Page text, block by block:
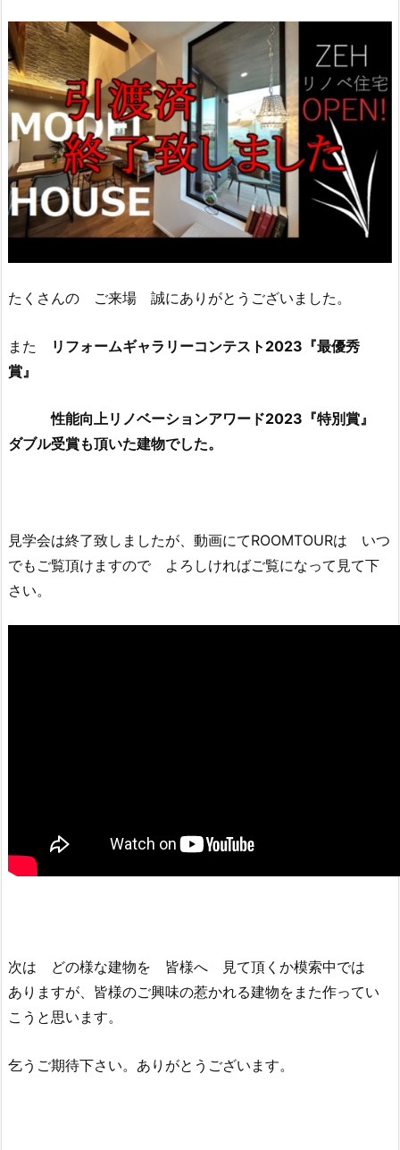
たくさんの ご来場 誠にありがとうございました。
また
リフォームギャラリーコンテスト2023『最優秀
賞』
性能向上リノベーションアワード2023『特別賞』
ダブル受賞も頂いた建物でした。
見学会は終了致しましたが、動画にてROOMTOURは いつ
でもご覧頂けますので よろしければご覧になって見て下
さい。
次は どの様な建物を 皆様へ 見て頂くか模索中では
ありますが、皆様のご興味の惹かれる建物をまた作ってい
こうと思います。
乞うご期待下さい。ありがとうございます。